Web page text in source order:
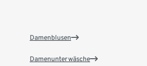
Damenblusen
Damenunterwäsche